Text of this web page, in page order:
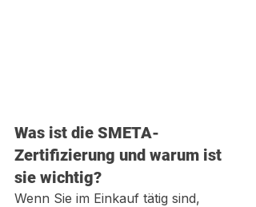
Was ist die SMETA-
Zertifizierung und warum ist
sie wichtig?
Wenn Sie im Einkauf tätig sind,